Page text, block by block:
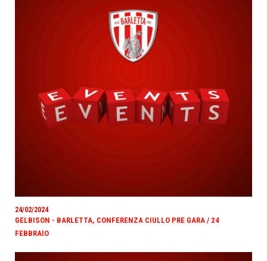
24/02/2024
GELBISON - BARLETTA, CONFERENZA CIULLO PRE GARA / 24
FEBBRAIO